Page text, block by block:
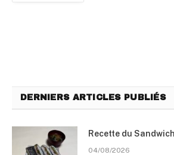
DERNIERS ARTICLES PUBLIÉS
Recette du
04/08/2026